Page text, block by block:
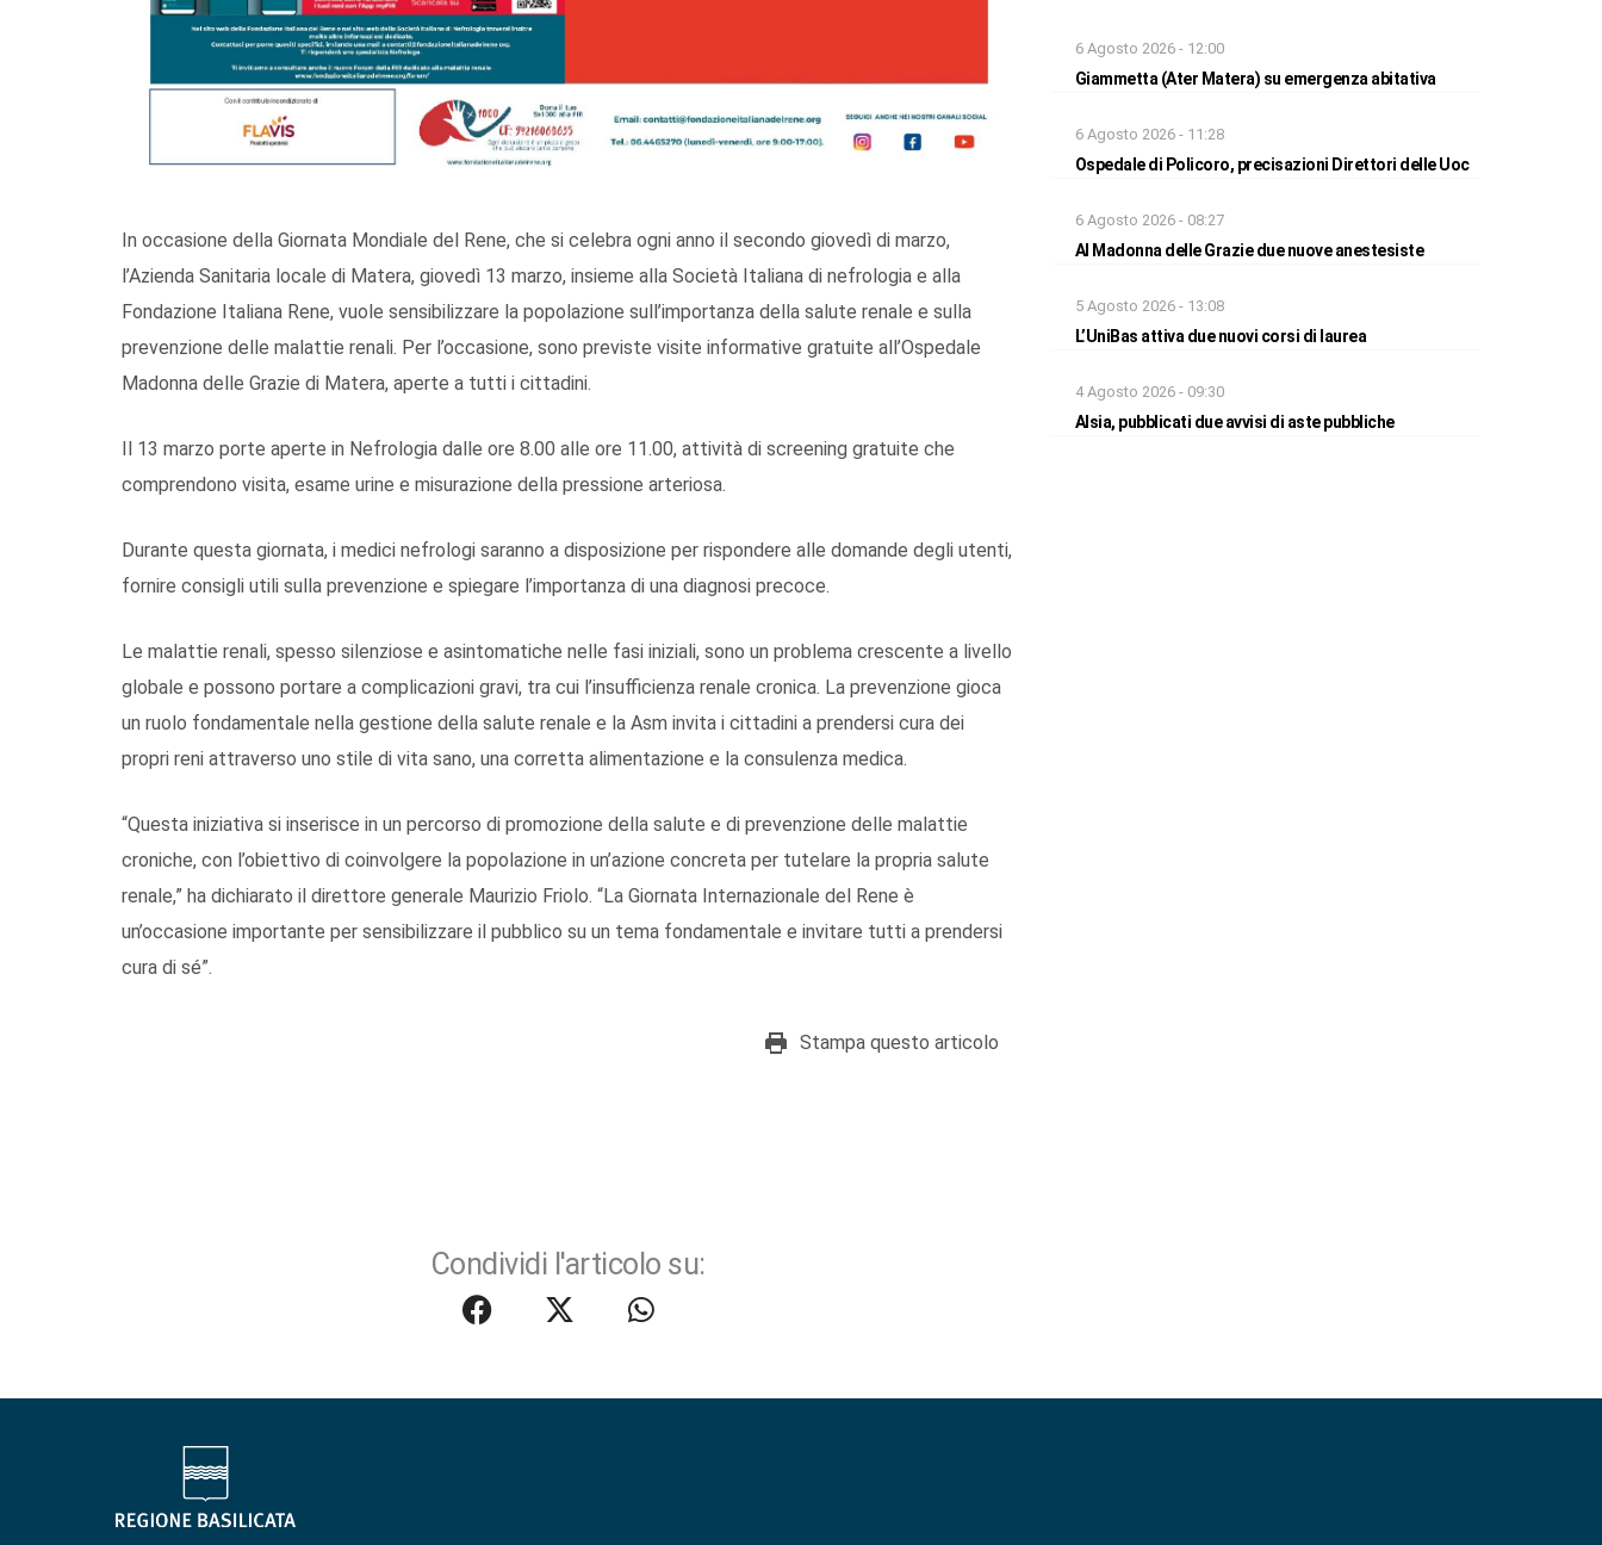
In occasione della Giornata Mondiale del Rene, che si celebra ogni anno il secondo giovedì di marzo,
l’Azienda Sanitaria locale di Matera, giovedì 13 marzo, insieme alla Società Italiana di nefrologia e alla
Fondazione Italiana Rene, vuole sensibilizzare la popolazione sull’importanza della salute renale e sulla
prevenzione delle malattie renali. Per l’occasione, sono previste visite informative gratuite all’Ospedale
Madonna delle Grazie di Matera, aperte a tutti i cittadini.
Il 13 marzo porte aperte in Nefrologia dalle ore 8.00 alle ore 11.00, attività di screening gratuite che
comprendono visita, esame urine e misurazione della pressione arteriosa.
Durante questa giornata, i medici nefrologi saranno a disposizione per rispondere alle domande degli utenti,
fornire consigli utili sulla prevenzione e spiegare l’importanza di una diagnosi precoce.
Le malattie renali, spesso silenziose e asintomatiche nelle fasi iniziali, sono un problema crescente a livello
globale e possono portare a complicazioni gravi, tra cui l’insufficienza renale cronica. La prevenzione gioca
un ruolo fondamentale nella gestione della salute renale e la Asm invita i cittadini a prendersi cura dei
propri reni attraverso uno stile di vita sano, una corretta alimentazione e la consulenza medica.
“Questa iniziativa si inserisce in un percorso di promozione della salute e di prevenzione delle malattie
croniche, con l’obiettivo di coinvolgere la popolazione in un’azione concreta per tutelare la propria salute
renale,” ha dichiarato il direttore generale Maurizio Friolo. “La Giornata Internazionale del Rene è
un’occasione importante per sensibilizzare il pubblico su un tema fondamentale e invitare tutti a prendersi
cura di sé”.
Stampa questo articolo
Condividi l'articolo su:
6 Agosto 2026 - 12:00
Giammetta (Ater Matera) su emergenza abitativa
6 Agosto 2026 - 11:28
Ospedale di Policoro, precisazioni Direttori delle Uoc
6 Agosto 2026 - 08:27
Al Madonna delle Grazie due nuove anestesiste
5 Agosto 2026 - 13:08
L’UniBas attiva due nuovi corsi di laurea
4 Agosto 2026 - 09:30
Alsia, pubblicati due avvisi di aste pubbliche